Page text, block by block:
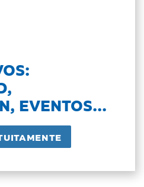
EVENTOS...